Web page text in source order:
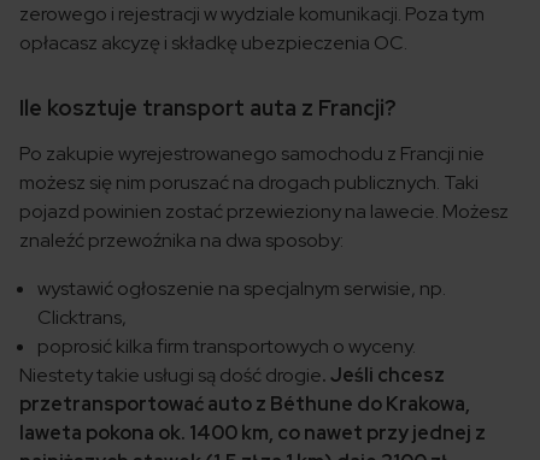
zerowego i rejestracji w wydziale komunikacji. Poza tym
opłacasz akcyzę i składkę ubezpieczenia OC.
Ile kosztuje transport auta z Francji?
Po zakupie wyrejestrowanego samochodu z Francji nie
możesz się nim poruszać na drogach publicznych. Taki
pojazd powinien zostać przewieziony na lawecie. Możesz
znaleźć przewoźnika na dwa sposoby:
wystawić ogłoszenie na specjalnym serwisie, np.
Clicktrans,
poprosić kilka firm transportowych o wyceny.
Niestety takie usługi są dość drogie. Jeśli chcesz
przetransportować auto z Béthune do Krakowa,
laweta pokona ok. 1400 km, co nawet przy jednej z